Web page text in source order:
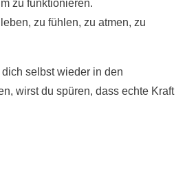
zu funktionieren.
zu fühlen, zu atmen, zu
selbst wieder in den
wirst du spüren, dass echte Kraft